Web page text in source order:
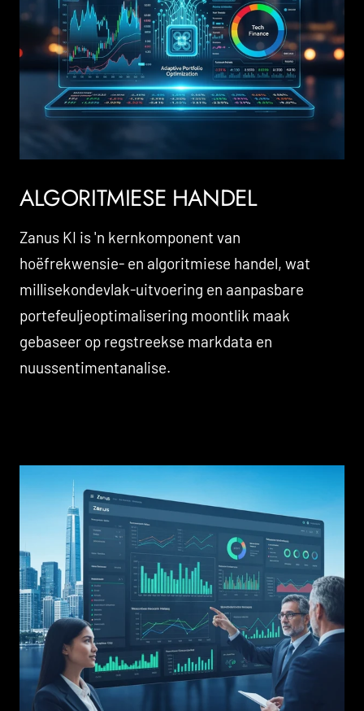
ALGORITMIESE HANDEL
Zanus KI is 'n kernkomponent van
hoëfrekwensie- en algoritmiese handel, wat
millisekondevlak-uitvoering en aanpasbare
portefeuljeoptimalisering moontlik maak
gebaseer op regstreekse markdata en
nuussentimentanalise.